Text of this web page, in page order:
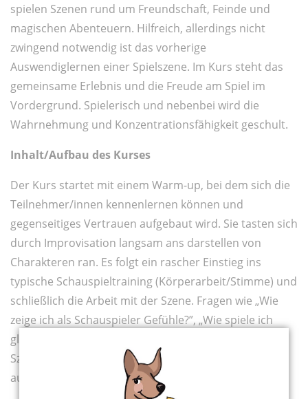
spielen Szenen rund um Freundschaft, Feinde und
magischen Abenteuern. Hilfreich, allerdings nicht
zwingend notwendig ist das vorherige
Auswendiglernen einer Spielszene. Im Kurs steht das
gemeinsame Erlebnis und die Freude am Spiel im
Vordergrund. Spielerisch und nebenbei wird die
Wahrnehmung und Konzentrationsfähigkeit geschult.
Inhalt/Aufbau des Kurses
Der Kurs startet mit einem Warm-up, bei dem sich die
Teilnehmer/innen kennenlernen können und
gegenseitiges Vertrauen aufgebaut wird. Sie tasten sich
durch Improvisation langsam ans darstellen von
Charakteren ran. Es folgt ein rascher Einstieg ins
typische Schauspieltraining (Körperarbeit/Stimme) und
schließlich die Arbeit mit der Szene. Fragen wie „Wie
zeige ich als Schauspieler Gefühle?”, „Wie spiele ich
glaubhaft und natürlich?” und „Wie gestalte ich eine
Szene interessant?” werden erfahrungsgemäß
auftauchen und beantwortet.